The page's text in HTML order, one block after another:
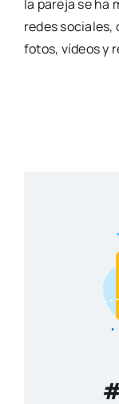
la pareja se ha
redes sociales,
fotos, vídeos y